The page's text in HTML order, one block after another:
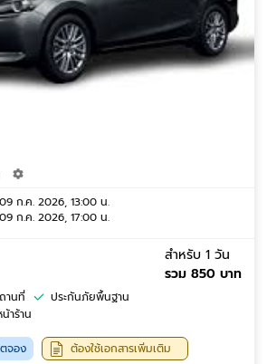
ก.ค. 2026, 13:00 น.
ก.ค. 2026, 17:00 น.
สำหรับ 1 วัน
รวม 850 บาท
านที่
ประกันภัยพื้นฐาน
าร้าน
จอง
ต้องใช้เอกสารเพิ่มเติม